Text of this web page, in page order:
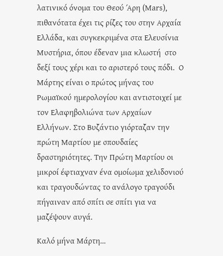
λατινικό όνομα του Θεού Άρη (Mars),
πιθανότατα έχει τις ρίζες του στην Αρχαία
Ελλάδα, και συγκεκριμένα στα Ελευσίνια
Μυστήρια, όπου έδεναν μια κλωστή στο
δεξί τους χέρι και το αριστερό τους πόδι. O
Μάρτης είναι ο πρώτος μήνας του
Ρωμαϊκού ημερολογίου και αντιστοιχεί με
τον Ελαφηβολιώνα των Αρχαίων
Ελλήνων. Στο Βυζάντιο γιόρταζαν την
πρώτη Μαρτίου με σπουδαίες
δραστηριότητες. Την Πρώτη Μαρτίου οι
μικροί έφτιαχναν ένα ομοίωμα χελιδονιού
και τραγουδώντας το ανάλογο τραγούδι
πήγαιναν από σπίτι σε σπίτι για να
μαζέψουν αυγά.
Καλό μήνα Μάρτη…